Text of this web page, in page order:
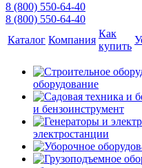
8 (800) 550-64-40
8 (800) 550-64-40
Каталог Компания
Как
купить
оборудование
и бензоинструмент
электростанции